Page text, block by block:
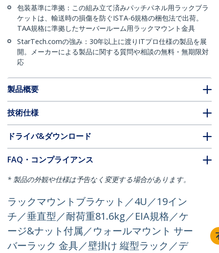
包装基準に準拠：この組み立て済みパッチパネル用ラックブラ
ケットは、輸送時の損傷を防ぐISTA-6規格の梱包法で出荷。
TAA規格に準拠したサーバールーム用ラックマウント金具
StarTech.comの強み：30年以上に渡りITプロ仕様の製品を展
開。メーカーによる製品に関する質問や相談の無料・無期限対
応
製品概要
技術仕様
ドライバ&ダウンロード
FAQ・コンプライアンス
* 製品の外観や仕様は予告なく変更する場合があります。
ラックマウントブラケット／4U／19イン
チ／垂直型／耐荷重81.6kg／EIA規格／ケ
ージ&ナット付属／ウォールマウント サー
バーラック 金具／壁掛け 縦型ラック／デ